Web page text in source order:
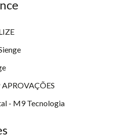
- M9 Tecnologia